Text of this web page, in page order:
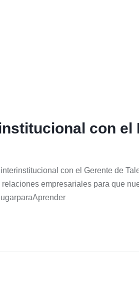
con el
con el Gerente de
empresariales para que